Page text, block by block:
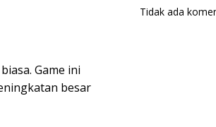
Game ini
besar
Tidak ada